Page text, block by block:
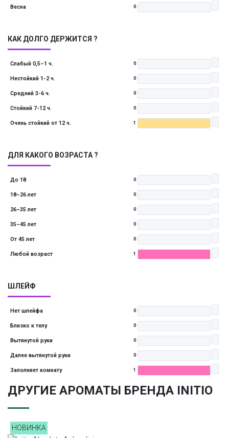
Весна 0
КАК ДОЛГО ДЕРЖИТСЯ ?
Слабый 0,5–1 ч. 0
Нестойкий 1-2 ч. 0
Средний 3-6 ч. 0
Стойкий 7-12 ч. 0
Очень стойкий от 12 ч. 1
ДЛЯ КАКОГО ВОЗРАСТА ?
До 18 0
18–26 лет 0
26–35 лет 0
35–45 лет 0
От 45 лет 0
Любой возраст 1
ШЛЕЙФ
Нет шлейфа 0
Близко к телу 0
Вытянутой руки 0
Далее вытянутой руки 0
Заполняет комнату 1
ДРУГИЕ АРОМАТЫ БРЕНДА INITIO
НОВИНКА
НОВИНКА
НОВИНКА